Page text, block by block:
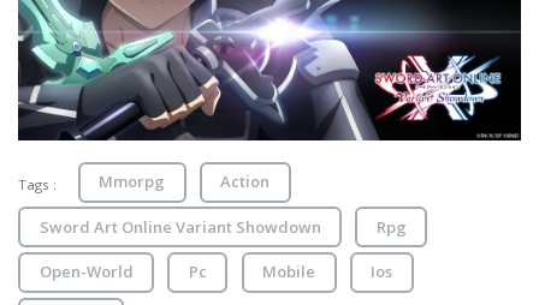
Tags : Mmorpg Action
Sword Art Online Variant Showdown Rpg
Open-World Pc Mobile Ios